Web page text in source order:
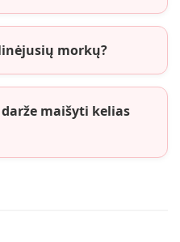
morkų?
maišyti kelias